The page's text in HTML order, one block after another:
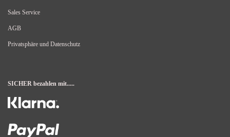
Sales Service
AGB
Privatsphäre und Datenschutz
SICHER bezahlen mit.....